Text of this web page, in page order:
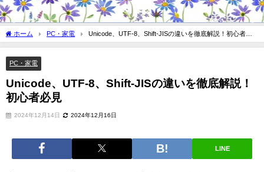
ホーム PC・家電
Unicode、UTF-8、Shift-JISの違いを徹底解説！初心者必
見
PC・家電
Unicode、UTF-8、Shift-JISの違いを徹底解説！
初心者必見
2024年12月14日 2024年12月16日
LINE